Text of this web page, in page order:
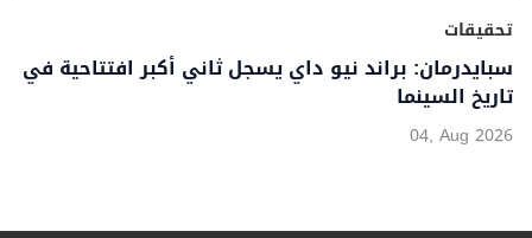
تحقيقات
سبايدرمان: براند نيو داي يسجل ثاني أكبر افتتاحية في
تاريخ السينما
04, Aug 2026